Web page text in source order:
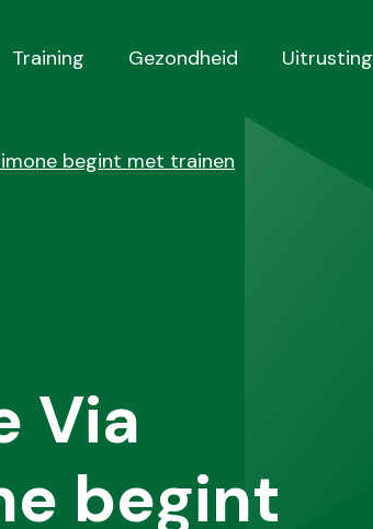
Training Gezondheid Uitrusting
begint met trainen
Via
begint